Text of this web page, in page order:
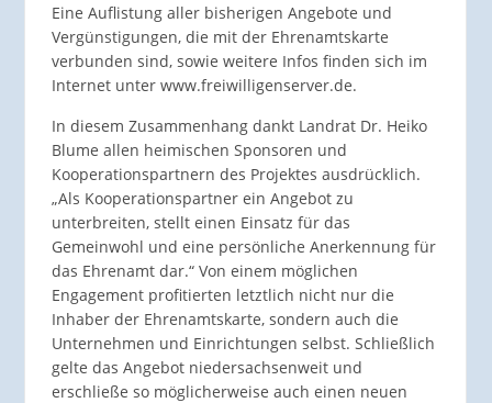
Eine Auflistung aller bisherigen Angebote und
Vergünstigungen, die mit der Ehrenamtskarte
verbunden sind, sowie weitere Infos finden sich im
Internet unter www.freiwilligenserver.de.
In diesem Zusammenhang dankt Landrat Dr. Heiko
Blume allen heimischen Sponsoren und
Kooperationspartnern des Projektes ausdrücklich.
„Als Kooperationspartner ein Angebot zu
unterbreiten, stellt einen Einsatz für das
Gemeinwohl und eine persönliche Anerkennung für
das Ehrenamt dar.“ Von einem möglichen
Engagement profitierten letztlich nicht nur die
Inhaber der Ehrenamtskarte, sondern auch die
Unternehmen und Einrichtungen selbst. Schließlich
gelte das Angebot niedersachsenweit und
erschließe so möglicherweise auch einen neuen